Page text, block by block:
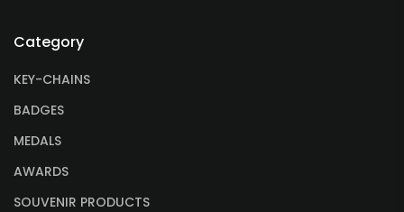
Category
KEY-CHAINS
BADGES
MEDALS
AWARDS
SOUVENIR PRODUCTS